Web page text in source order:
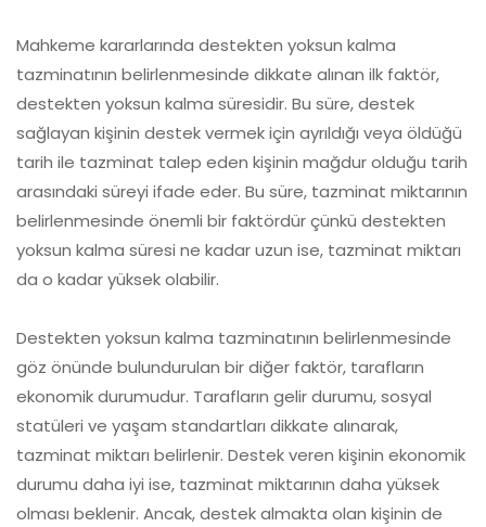
Mahkeme kararlarında destekten yoksun kalma
tazminatının belirlenmesinde dikkate alınan ilk faktör,
destekten yoksun kalma süresidir. Bu süre, destek
sağlayan kişinin destek vermek için ayrıldığı veya öldüğü
tarih ile tazminat talep eden kişinin mağdur olduğu tarih
arasındaki süreyi ifade eder. Bu süre, tazminat miktarının
belirlenmesinde önemli bir faktördür çünkü destekten
yoksun kalma süresi ne kadar uzun ise, tazminat miktarı
da o kadar yüksek olabilir.
Destekten yoksun kalma tazminatının belirlenmesinde
göz önünde bulundurulan bir diğer faktör, tarafların
ekonomik durumudur. Tarafların gelir durumu, sosyal
statüleri ve yaşam standartları dikkate alınarak,
tazminat miktarı belirlenir. Destek veren kişinin ekonomik
durumu daha iyi ise, tazminat miktarının daha yüksek
olması beklenir. Ancak, destek almakta olan kişinin de